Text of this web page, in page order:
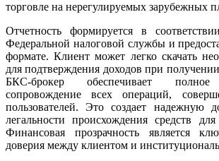
торговле на нерегулируемых зарубежных
Отчетность формируется в
Федеральной налоговой службы и
формате. Клиент может легко скачать
для подтверждения доходов при
БКС-брокер обеспечивает полное
сопровождение всех операций,
пользователей. Это создает надежную
легальности происхождения средств
Финансовая прозрачность является
доверия между клиентом и